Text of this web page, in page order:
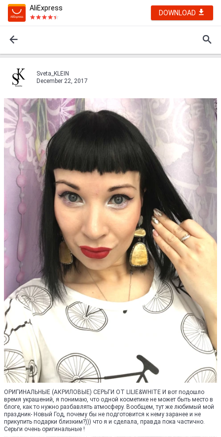
AliExpress
DOWNLOAD
Sveta_KLEIN
December 22, 2017
ОРИГИНАЛЬНЫЕ (АКРИЛОВЫЕ) СЕРЬГИ ОТ LILIE&WHITE И вот подошло
время украшений, я понимаю, что одной косметике не может быть место в
блоге, как то нужно разбавлять атмосферу. Вообщем, тут же любимый мой
праздник- Новый Год, почему бы не подготовится к нему заранее и не
прикупить подарки близким?))) что я и сделала, правда пока частично.
Серьги очень оригинальные !